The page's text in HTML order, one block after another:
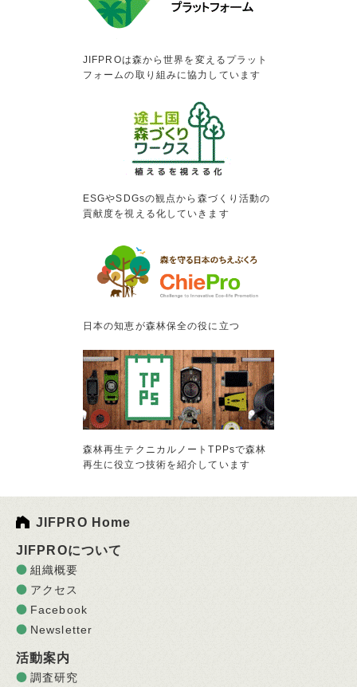
JIFPROは森から世界を変えるプラット
フォームの取り組みに協力しています
ESGやSDGsの観点から森づくり活動の
貢献度を視える化していきます
日本の知恵が森林保全の役に立つ
森林再生テクニカルノートTPPsで森林
再生に役立つ技術を紹介しています
JIFPRO Home
JIFPROについて
組織概要
アクセス
Facebook
Newsletter
活動案内
調査研究